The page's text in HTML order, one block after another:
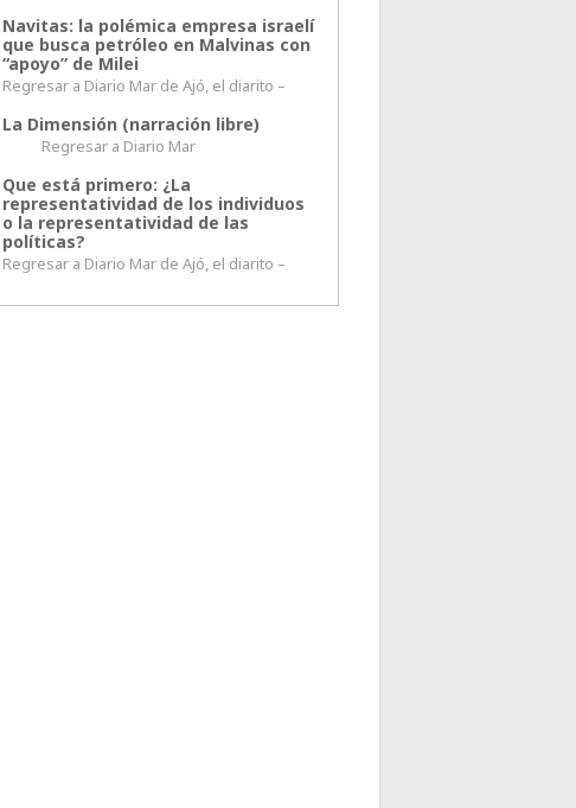
Navitas: la polémica empresa israelí
que busca petróleo en Malvinas con
“apoyo” de Milei
Regresar a Diario Mar de Ajó, el diarito –
La Dimensión (narración libre)
Regresar a Diario Mar
Que está primero: ¿La
representatividad de los individuos
o la representatividad de las
políticas?
Regresar a Diario Mar de Ajó, el diarito –